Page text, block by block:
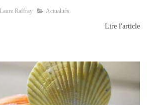
Laure Raffray Actualités
Lire l'article